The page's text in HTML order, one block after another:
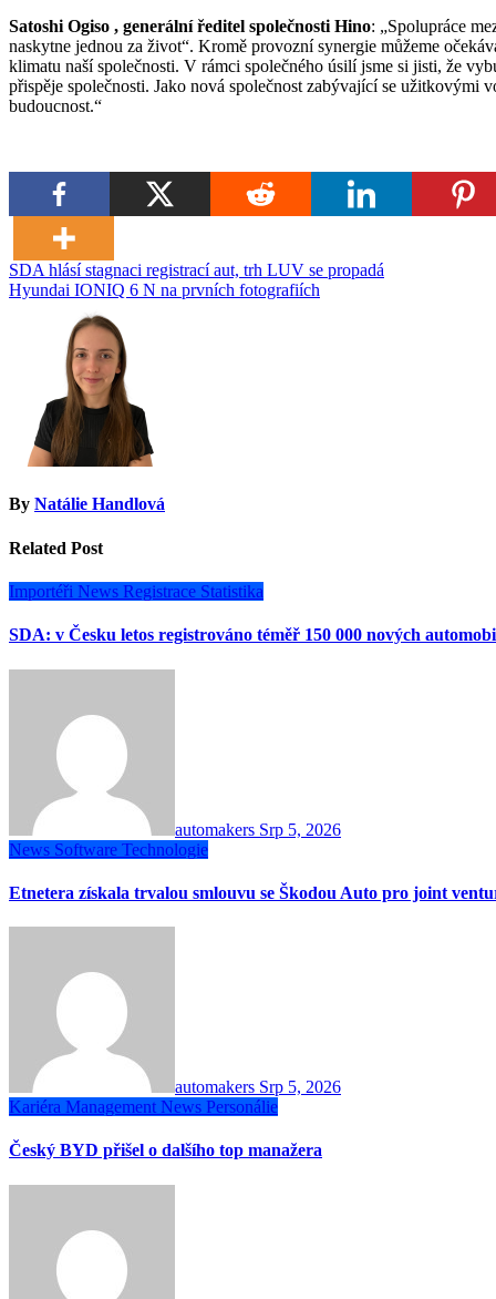
Satoshi Ogiso , generální ředitel společnosti Hino: „Spolupráce
naskytne jednou za život“. Kromě provozní synergie můžeme
klimatu naší společnosti. V rámci společného úsilí jsme si jisti, že
přispěje společnosti. Jako nová společnost zabývající se užitkovými
budoucnost.“
Navigace
pro
příspěvek
SDA hlásí stagnaci registrací aut, trh LUV se propadá
Hyundai IONIQ 6 N na prvních fotografiích
By Natálie Handlová
Related Post
Importéři News Registrace Statistika
SDA: v Česku letos registrováno téměř 150 000 nových
automakers Srp 5, 2026
News Software Technologie
Etnetera získala trvalou smlouvu se Škodou Auto pro joint
automakers Srp 5, 2026
Kariéra Management News Personálie
Český BYD přišel o dalšího top manažera